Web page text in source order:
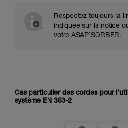
Respectez toujours la
indiquée sur la notice
votre ASAP’SORBER.
Cas particulier des cordes pour
système EN 353-2